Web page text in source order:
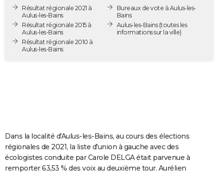
Destinations
City break
Voyage nature
Voyage de noces
Forum
Climat
PHOTO
GUIDES D'ACHAT
BONS PLANS
S'inscrire
Se connecter
Lycées
Collèges
Primaires
Universités
Entreprises
Service militaire
Avis de recherche
AVIS DE DÉCÈS
FORUM
Résultat régionale 2021 à
Aulus-les-Bains
Résultat régionale 2015 à
Aulus-les-Bains
Résultat régionale 2010 à
Aulus-les-Bains
Bureaux de vote à Aulus-les-
Bains
Aulus-les-Bains(toutes les
informations sur la ville)
Dans la localité d'Aulus-les-Bains, au cours des élections
régionales de 2021, la liste d'union à gauche avec des
écologistes conduite par Carole DELGA était parvenue à
remporter 63,53 % des voix au deuxième tour. Aurélien